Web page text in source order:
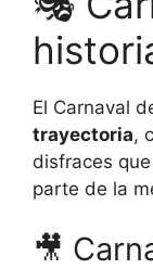
El Carnaval
trayectoria,
disfraces
parte de la
🎥